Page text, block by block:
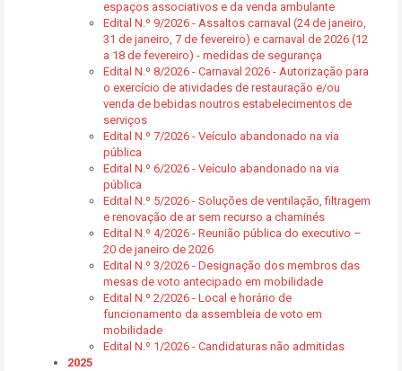
espaços associativos e da venda ambulante
Edital N.º 9/2026 - Assaltos carnaval (24 de janeiro,
31 de janeiro, 7 de fevereiro) e carnaval de 2026 (12
a 18 de fevereiro) - medidas de segurança
Edital N.º 8/2026 - Carnaval 2026 - Autorização para
o exercício de atividades de restauração e/ou
venda de bebidas noutros estabelecimentos de
serviços
Edital N.º 7/2026 - Veículo abandonado na via
pública
Edital N.º 6/2026 - Veículo abandonado na via
pública
Edital N.º 5/2026 - Soluções de ventilação, filtragem
e renovação de ar sem recurso a chaminés
Edital N.º 4/2026 - Reunião pública do executivo –
20 de janeiro de 2026
Edital N.º 3/2026 - Designação dos membros das
mesas de voto antecipado em mobilidade
Edital N.º 2/2026 - Local e horário de
funcionamento da assembleia de voto em
mobilidade
Edital N.º 1/2026 - Candidaturas não admitidas
2025